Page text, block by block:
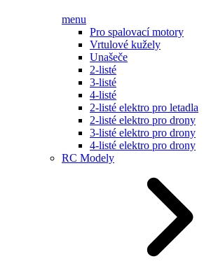
menu
Pro spalovací motory
Vrtulové kužely
Unašeče
2-listé
3-listé
4-listé
2-listé elektro pro letadla
2-listé elektro pro drony
3-listé elektro pro drony
4-listé elektro pro drony
RC Modely